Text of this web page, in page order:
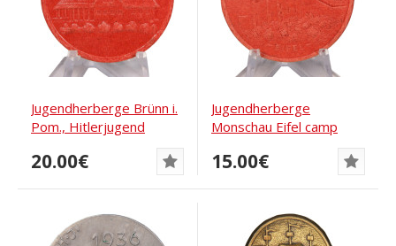
Jugendherberge Brünn i.
Pom., Hitlerjugend
20.00€
Jugendherberge
Monschau Eifel camp
15.00€